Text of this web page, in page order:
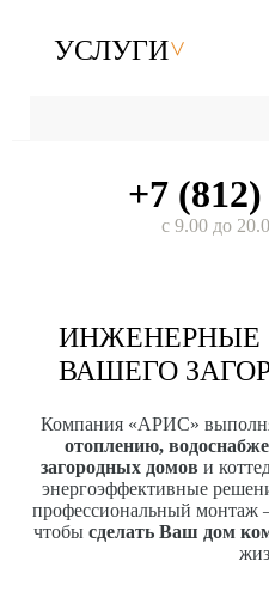
УСЛУГИ
+7
с 9.00 до
ИНЖЕНЕРНЫЕ
ВАШЕГО
Компания «АРИС»
отоплению,
загородных домов и
энергоэффективные
профессиональный монтаж
чтобы сделать Ваш дом